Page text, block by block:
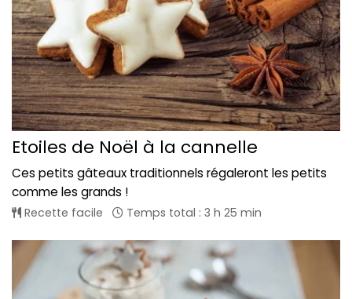
Etoiles de Noël à la cannelle
Ces petits gâteaux traditionnels régaleront les petits
comme les grands !
Recette facile Temps total : 3 h 25 min